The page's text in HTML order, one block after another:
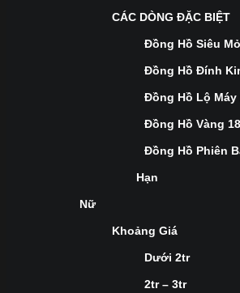
CÁC DÒNG ĐẶC BIỆT
Đồng Hồ Siêu
Đồng Hồ Đính
Đồng Hồ Lộ Máy
Đồng Hồ Vàng
Đồng Hồ Phiên
Hạn
Nữ
Khoảng Giá
Dưới 2tr
2tr – 3tr